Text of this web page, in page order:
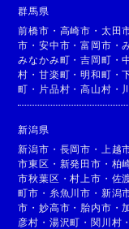
群馬県
前橋市 ・ 高崎市 ・ 太田
市 ・安中市 ・富岡市 ・
みなかみ町 ・吉岡町 ・
村 ・甘楽町 ・明和町 ・
町 ・ 片品村 ・高山村 ・
新潟県
新潟市 ・ 長岡市 ・ 上越
市東区 ・ 新発田市 ・ 柏
市秋葉区 ・村上市 ・ 佐
町市 ・ 糸魚川市 ・ 新潟
市 ・妙高市 ・ 胎内市 ・
彦村 ・ 湯沢町 ・関川村